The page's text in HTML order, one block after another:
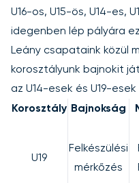
U16-os, U15-ös, U14-es,
idegenben lép pályára
Leány csapataink közül
korosztályunk bajnokit
az U14-esek és U19-
Korosztály Bajnokság
U19
Felkészülési
mérkőzés